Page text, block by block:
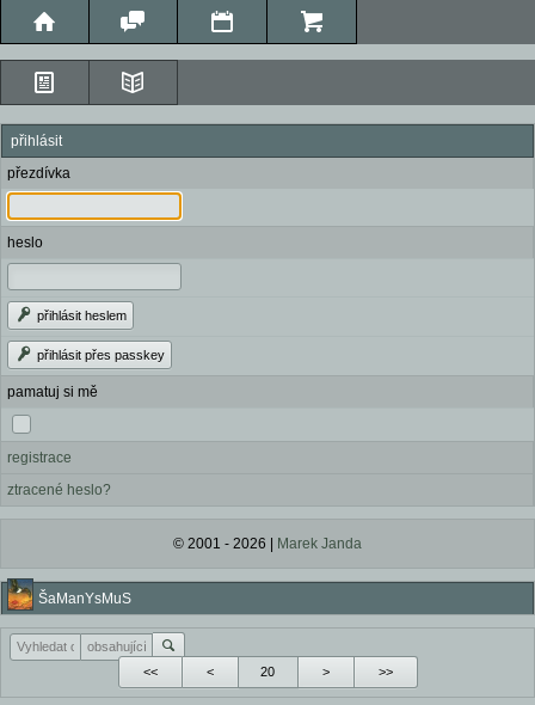
přihlásit
přezdívka
heslo
přihlásit heslem
přihlásit přes passkey
pamatuj si mě
registrace
ztracené heslo?
© 2001 - 2026 | Marek Janda
ŠaManYsMuS
<< < > >>